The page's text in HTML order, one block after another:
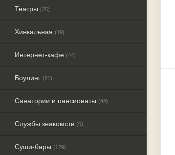
Театры (25)
Хинкальная (19)
Интернет-кафе (44)
Боулинг (21)
Санатории и пансионаты (44)
Службы знакомств (6)
Суши-бары (129)